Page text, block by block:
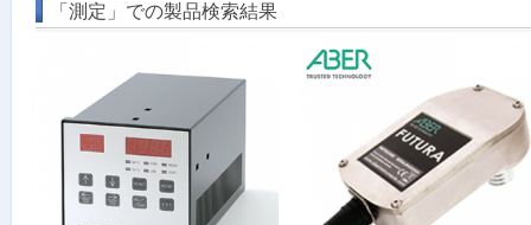
「測定」での製品検索結果